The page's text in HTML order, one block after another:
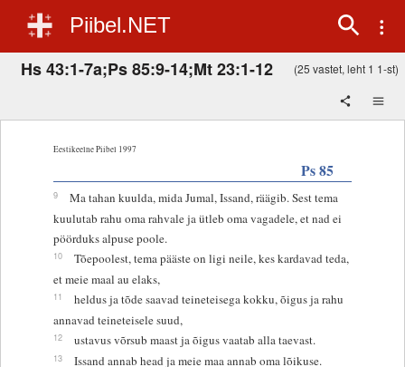
Piibel.NET
Hs 43:1-7a;Ps 85:9-14;Mt 23:1-12 (25 vastet, leht 1 1-st)
Eestikeelne Piibel 1997
Ps 85
9
Ma tahan kuulda, mida Jumal, Issand, räägib. Sest tema
kuulutab rahu oma rahvale ja ütleb oma vagadele, et nad ei
pöörduks alpuse poole.
10
Tõepoolest, tema pääste on ligi neile, kes kardavad teda,
et meie maal au elaks,
11
heldus ja tõde saavad teineteisega kokku, õigus ja rahu
annavad teineteisele suud,
12 ustavus võrsub maast ja õigus vaatab alla taevast.
13 Issand annab head ja meie maa annab oma lõikuse.